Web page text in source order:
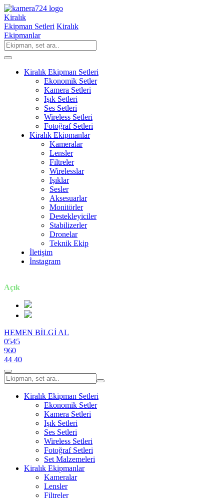
Kiralık
Ekipman Setleri Kiralık
Ekipmanlar
Kiralık Ekipman Setleri
Ekonomik Setler
Kamera Setleri
Işık Setleri
Ses Setleri
Wireless Setleri
Fotoğraf Setleri
Kiralık Ekipmanlar
Kameralar
Lensler
Filtreler
Wirelesslar
Işıklar
Sesler
Aksesuarlar
Monitörler
Destekleyiciler
Stabilizerler
Dronelar
Teknik Ekip
İletişim
İnstagram
Açık
HEMEN BİLGİ AL
0545
960
44 40
Kiralık Ekipman Setleri
Ekonomik Setler
Kamera Setleri
Işık Setleri
Ses Setleri
Wireless Setleri
Fotoğraf Setleri
Set Malzemeleri
Kiralık Ekipmanlar
Kameralar
Lensler
Filtreler